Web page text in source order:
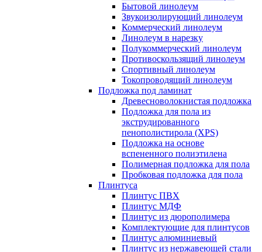
Бытовой линолеум
Звукоизолирующий линолеум
Коммерческий линолеум
Линолеум в нарезку
Полукоммерческий линолеум
Противоскользящий линолеум
Спортивный линолеум
Токопроводящий линолеум
Подложка под ламинат
Древесноволокнистая подложка
Подложка для пола из
экструдированного
пенополистирола (XPS)
Подложка на основе
вспененного полиэтилена
Полимерная подложка для пола
Пробковая подложка для пола
Плинтуса
Плинтус ПВХ
Плинтус МДФ
Плинтус из дюрополимера
Комплектующие для плинтусов
Плинтус алюминиевый
Плинтус из нержавеющей стали